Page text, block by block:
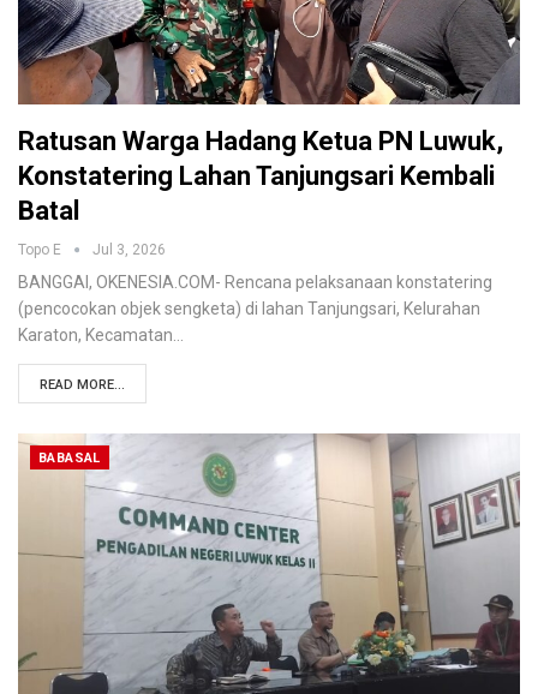
Ratusan Warga Hadang Ketua PN Luwuk,
Konstatering Lahan Tanjungsari Kembali
Batal
Topo E Jul 3, 2026
BANGGAI, OKENESIA.COM- Rencana pelaksanaan konstatering
(pencocokan objek sengketa) di lahan Tanjungsari, Kelurahan
Karaton, Kecamatan…
READ MORE...
BABASAL